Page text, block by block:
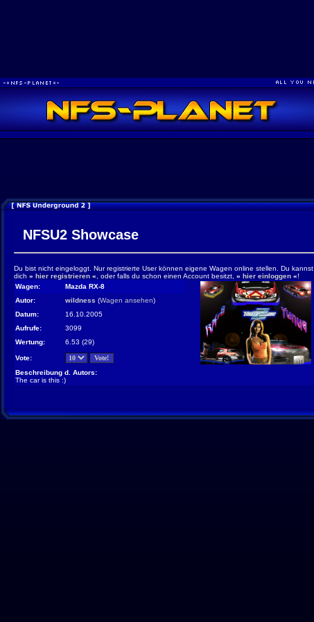
NFSU2 Showcase
Du bist nicht eingeloggt. Nur registrierte User können eigene Wagen online stellen. Du kannst
dich » hier registrieren « , oder falls du schon einen Account besitzt, » hier einloggen «!
Wagen:
Mazda RX-8
Autor:
wildness (Wagen ansehen)
Datum:
16.10.2005
Aufrufe:
3099
Wertung:
6.53 (29)
Vote:
Beschreibung d. Autors:
The car is this :)